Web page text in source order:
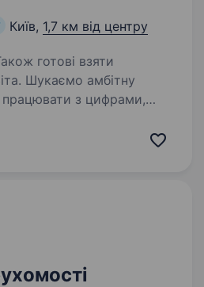
Київ, 1,7 км від центру
готові взяти
з цифрами,